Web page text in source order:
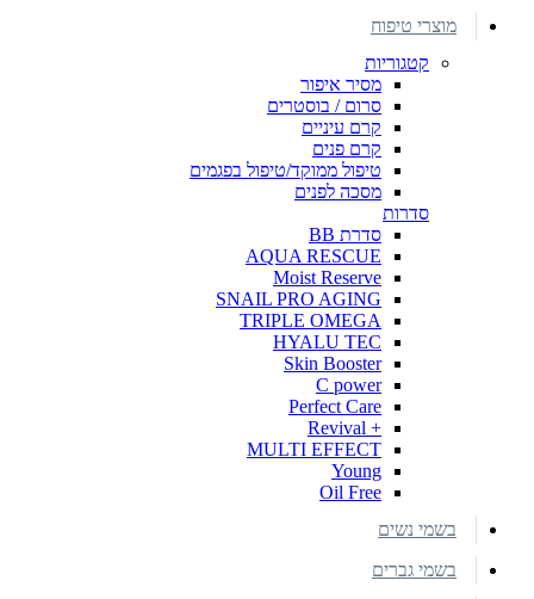
מוצרי טיפוח
קטגוריות
מסיר איפור
סרום / בוסטרים
קרם עיניים
קרם פנים
טיפול ממוקד/טיפול בפגמים
מסכה לפנים
סדרות
סדרת BB
AQUA RESCUE
Moist Reserve
SNAIL PRO AGING
TRIPLE OMEGA
HYALU TEC
Skin Booster
C power
Perfect Care
+ Revival
MULTI EFFECT
Young
Oil Free
בשמי נשים
בשמי גברים